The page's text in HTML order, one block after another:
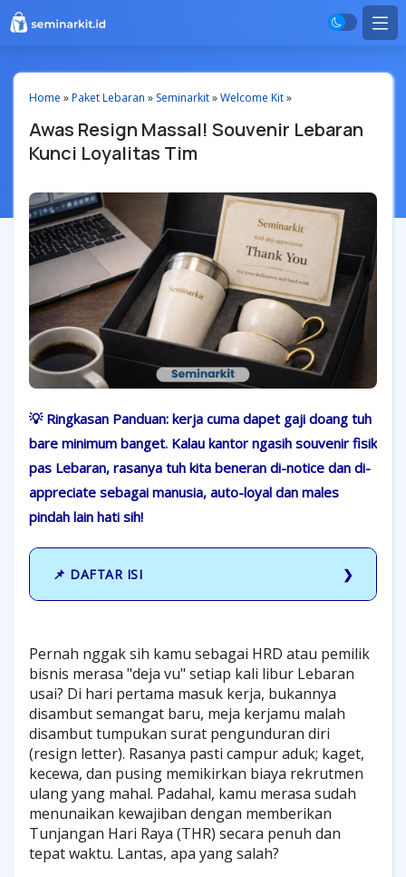
Home »Paket Lebaran » Seminarkit»Welcome Kit»
Awas Resign Massal! Souvenir Lebaran
Kunci Loyalitas Tim
💡 Ringkasan Panduan: kerja cuma dapet gaji doang tuh
bare minimum banget. Kalau kantor ngasih souvenir fisik
pas Lebaran, rasanya tuh kita beneran di-notice dan di-
appreciate sebagai manusia, auto-loyal dan males
pindah lain hati sih!
📌 DAFTAR ISI
Pernah nggak sih kamu sebagai HRD atau pemilik
bisnis merasa "deja vu" setiap kali libur Lebaran
usai? Di hari pertama masuk kerja, bukannya
disambut semangat baru, meja kerjamu malah
disambut tumpukan surat pengunduran diri
(resign letter). Rasanya pasti campur aduk; kaget,
kecewa, dan pusing memikirkan biaya rekrutmen
ulang yang mahal. Padahal, kamu merasa sudah
menunaikan kewajiban dengan memberikan
Tunjangan Hari Raya (THR) secara penuh dan
tepat waktu. Lantas, apa yang salah?